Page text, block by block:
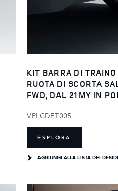
KIT BARRA DI
RUOTA DI SCORTA
FWD, DAL 21MY IN POI
VPLCDET005
ESPLORA
AGGIUNGI ALLA LISTA DEI